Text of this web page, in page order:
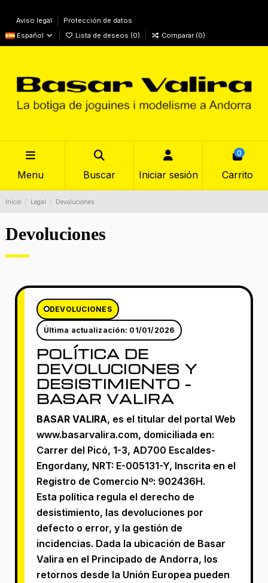
Aviso legal
Protección de datos
Español
Lista de deseos (0) Comparar (0)
Menu Buscar Iniciar sesión
0
Carrito
Inicio Legal Devoluciones
Devoluciones
DEVOLUCIONES
Última actualización: 01/01/2026
POLÍTICA DE
DEVOLUCIONES Y
DESISTIMIENTO –
BASAR VALIRA
BASAR VALIRA, es el titular del portal Web
www.basarvalira.com, domiciliada en:
Carrer del Picó, 1-3, AD700 Escaldes-
Engordany, NRT: E-005131-Y, Inscrita en el
Registro de Comercio Nº: 902436H.
Esta política regula el derecho de
desistimiento, las devoluciones por
defecto o error, y la gestión de
incidencias. Dada la ubicación de Basar
Valira en el Principado de Andorra, los
retornos desde la Unión Europea pueden